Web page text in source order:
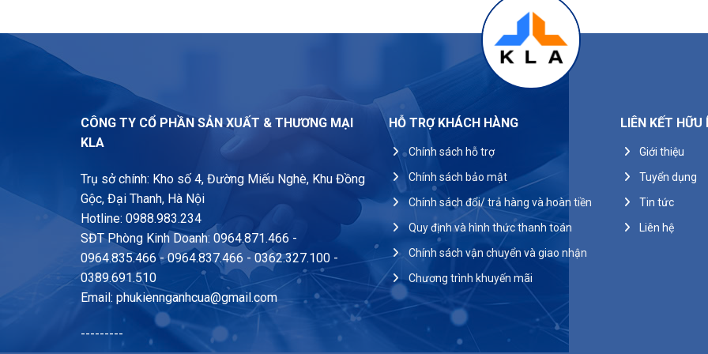
CÔNG TY CỔ PHẦN SẢN XUẤT & THƯƠNG MẠI
KLA
Trụ sở chính: Kho số 4, Đường Miếu Nghè, Khu Đồng
Gộc, Đại Thanh, Hà Nội
Hotline: 0988.983.234
SĐT Phòng Kinh Doanh: 0964.871.466 -
0964.835.466 - 0964.837.466 - 0362.327.100 -
0389.691.510
Email: phukiennganhcua@gmail.com
---------
HỖ TRỢ KHÁCH HÀNG
Chính sách hỗ trợ
Chính sách bảo mật
Chính sách đổi/ trả hàng và hoàn tiền
Quy định và hình thức thanh toán
Chính sách vận chuyển và giao nhận
Chương trình khuyến mãi
LIÊN KẾT HỮU
Giới thiệu
Tuyển dụng
Tin tức
Liên hệ